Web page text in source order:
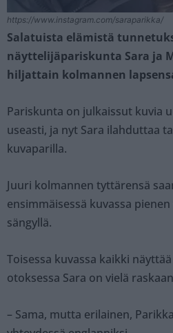
https://www.instagram.com/saraparikka/
Salatuista elämistä
näyttelijäpariskunta Sara ja
hiljattain kolmannen
Pariskunta on julkaissut kuvia
useasti, ja nyt Sara ilahduttaa
kuvaparilla.
Juuri kolmannen tyttärensä
ensimmäisessä kuvassa
sängyllä.
Toisessa kuvassa kaikki
otoksessa Sara on vielä
– Sama, mutta erilainen,